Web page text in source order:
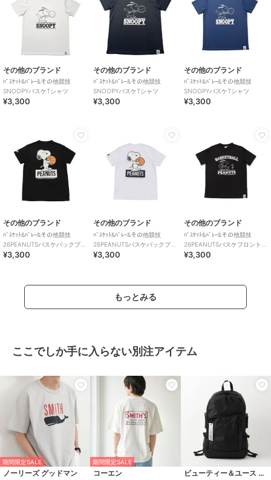
その他のブランド
ﾊﾞｽｹｯﾄ&ﾊﾞﾚｰ&その他競技
SNOOPYバスケTシャツ
¥3,300
その他のブランド
ﾊﾞｽｹｯﾄ&ﾊﾞﾚｰ&その他競技
SNOOPYバスケTシャツ
¥3,300
その他のブランド
ﾊﾞｽｹｯﾄ&ﾊﾞﾚｰ&その他競技
SNOOPYバスケTシャツ
¥3,300
その他のブランド
ﾊﾞｽｹｯﾄ&ﾊﾞﾚｰ&その他競技
26PEANUTSバスケバックプリ
ントTシャツ
¥3,300
その他のブランド
ﾊﾞｽｹｯﾄ&ﾊﾞﾚｰ&その他競技
26PEANUTSバスケバックプリ
ントTシャツ
¥3,300
その他のブランド
ﾊﾞｽｹｯﾄ&ﾊﾞﾚｰ&その他競技
26PEANUTSバスケフロントプ
リントTシャツ
¥3,300
もっとみる
ここでしか手に入らない別注アイテム
期間限定SALE
ノーリーズ グッドマン
期間限定SALE
コーエン ビューティー＆ユース ユナイテッドアローズ